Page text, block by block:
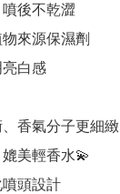
後不乾澀
來源保濕劑
白感
香氣分子更細緻
美輕香水💫
頭設計